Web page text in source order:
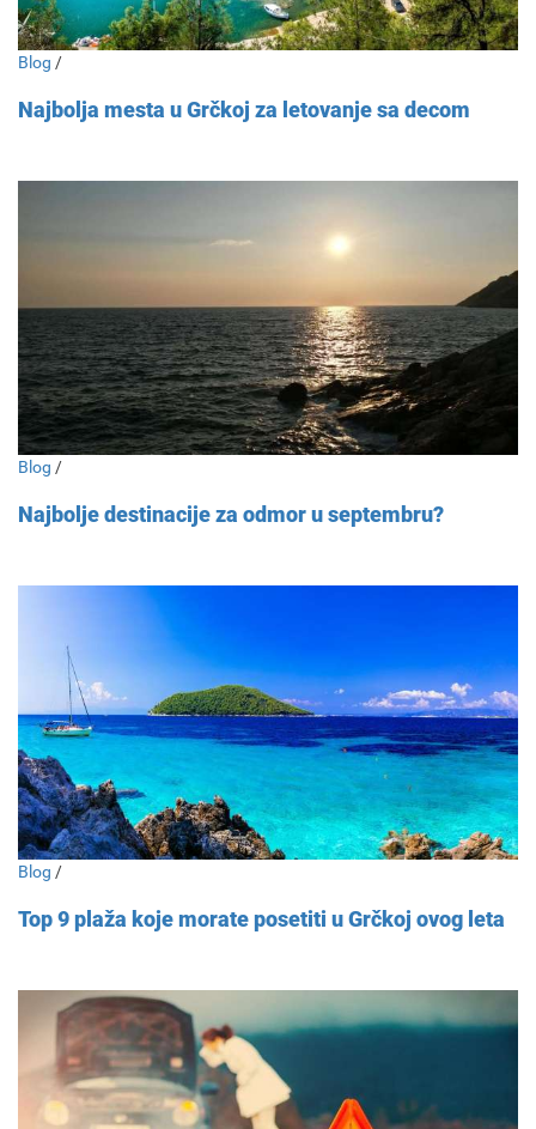
Blog /
Najbolja mesta u Grčkoj za letovanje sa decom
Blog /
Najbolje destinacije za odmor u septembru?
Blog /
Top 9 plaža koje morate posetiti u Grčkoj ovog leta